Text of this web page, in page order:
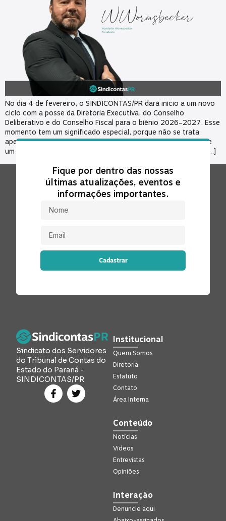
No dia 4 de fevereiro, o SINDICONTAS/PR dará início a um novo
ciclo com a posse da Diretoria Executiva, do Conselho
Deliberativo e do Conselho Fiscal para o biênio 2026–2027. Esse
momento tem um significado especial, porque não se trata
apenas de uma formalidade institucional, mas da renovação de
um compromisso coletivo com a defesa do serviço público e […]
Fique por dentro das nossas
últimas atualizações, eventos e
informações importantes.
Cadastrar
Sindicato dos Servidores
do Tribunal de Contas do
Estado do Paraná -
SINDICONTAS/PR
Institucional
Quem Somos
Diretoria
Estatuto
Contato
Área Interna
Conteúdo
Notícias
Vídeos
Entrevistas
Opiniões
Interação
Denuncie aqui